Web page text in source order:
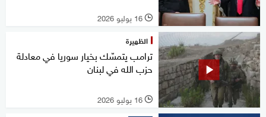
l 16 يوليو 2026
الظهيرة
ترامب يتمسّك بخيار سوريا في معادلة
حزب الله في لبنان
l 16 يوليو 2026